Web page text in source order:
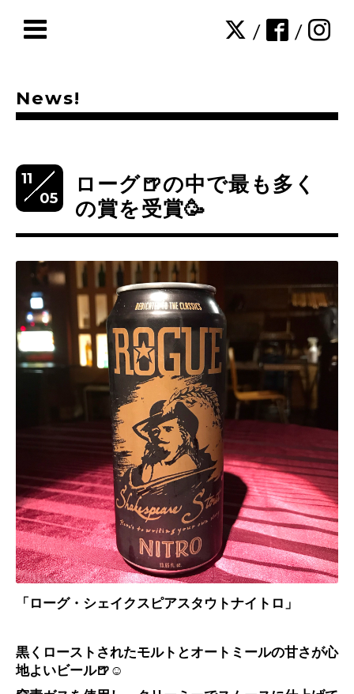
/ /
News!
11
05
ローグ🍺の中で最も多く
の賞を受賞🥳
「ローグ・ シェイクスピアスタウトナイトロ」
黒くローストされたモルトとオートミールの甘さが心
地よいビール🍺☺️